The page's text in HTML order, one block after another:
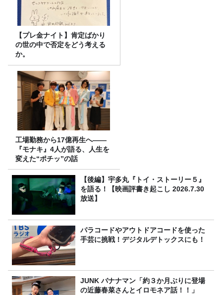
【プレ金ナイト】肯定ばかり
の世の中で否定をどう考える
か。
工場勤務から17億再生へ——
『モナキ』4人が語る、人生を
変えた“ポチッ”の話
【後編】宇多丸『トイ・ストーリー５』
を語る！【映画評書き起こし 2026.7.30
放送】
パラコードやアウトドアコードを使った
手芸に挑戦！デジタルデトックスにも！
JUNK バナナマン「約３か月ぶりに登場
の近藤春菜さんとイロモネア話！！」